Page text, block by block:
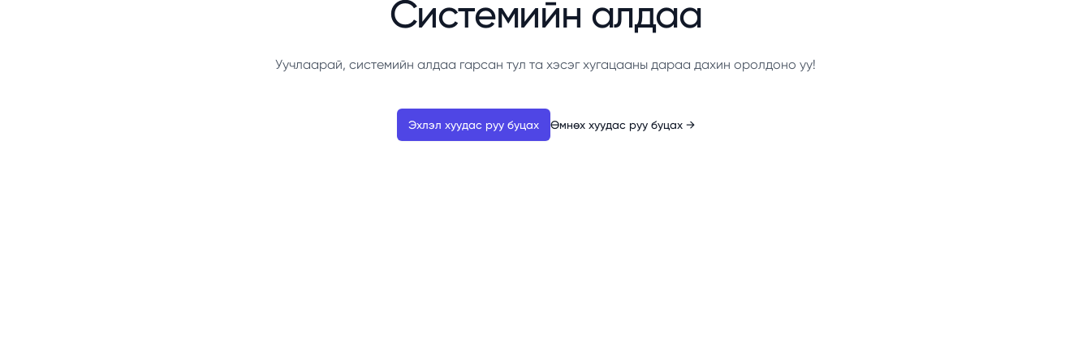
Системийн алдаа
Уучлаарай, системийн алдаа гарсан тул та хэсэг хугацааны дараа дахин оролдоно уу!
Эхлэл хуудас руу буцах Өмнөх хуудас руу буцах →